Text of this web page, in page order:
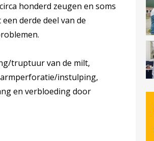
honderd zeugen en soms
derde deel van de
truptuur van de milt,
instulping,
en verbloeding door